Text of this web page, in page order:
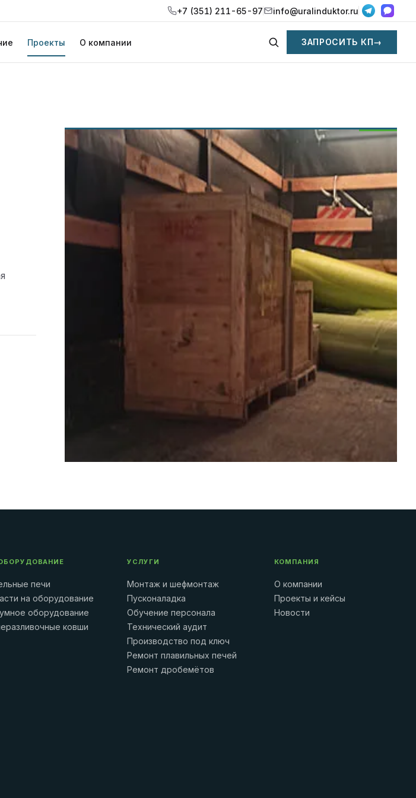
+7 (351) 211-65-97 info@uralinduktor.ru
Проекты О компании ЗАПРОСИТЬ КП→
печи
на оборудование
оборудование
ковши
УСЛУГИ
Монтаж и шефмонтаж
Пусконаладка
Обучение персонала
Технический аудит
Производство под ключ
Ремонт плавильных печей
Ремонт дробемётов
КОМПАНИЯ
О компании
Проекты и кейсы
Новости